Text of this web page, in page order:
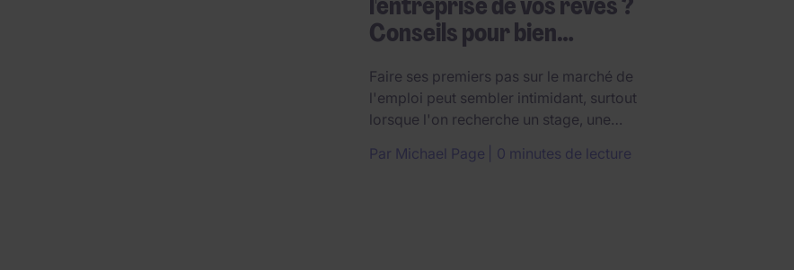
Conseils pour bien…
Faire ses premiers pas sur le marché de
l'emploi peut sembler intimidant, surtout
lorsque l'on recherche un stage, une…
Par Michael Page
0 minutes de lecture